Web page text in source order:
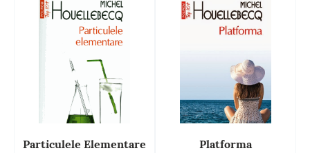
Particulele Elementare Platforma